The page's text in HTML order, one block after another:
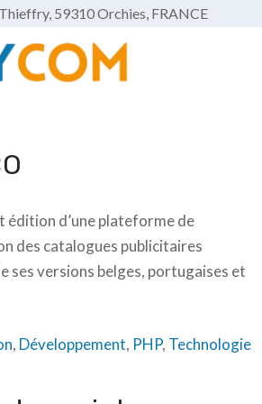
59310 Orchies, FRANCE
édition d’une plateforme de
des catalogues publicitaires
ses versions belges, portugaises et
, Développement, PHP, Technologie